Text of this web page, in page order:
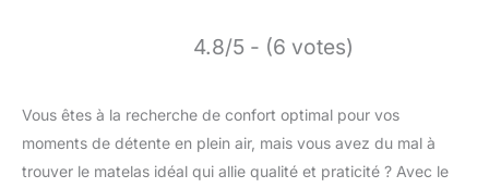
4.8/5 - (6 votes)
Vous êtes à la recherche de confort optimal pour vos
moments de détente en plein air, mais vous avez du mal à
trouver le matelas idéal qui allie qualité et praticité ? Avec le